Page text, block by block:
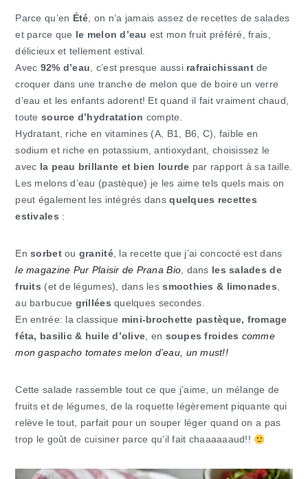
Parce qu’en Été, on n’a jamais assez de recettes de salades
et parce que
le melon d’eau est mon fruit préféré, frais,
délicieux et tellement estival.
Avec 92% d’eau, c’est presque aussi rafraichissantde
croquer dans une tranche de melon que de boire un verre
d’eau et les enfants adorent! Et quand il fait vraiment chaud,
toutesource d’hydratation compte.
Hydratant, riche en vitamines (A, B1, B6, C), faible en
sodium et riche en potassium, antioxydant, choisissez le
avec la peau brillante et bien lourde par rapport à sa taille.
Les melons d’eau (pastèque) je les aime tels quels mais on
peut également les intégrés dansquelques recettes
estivales :
Ensorbetou granité, la recette que j’ai concocté est dans
le magazine Pur Plaisir de Prana Bio, dans les salades de
fruits (et de légumes), dans lessmoothies & limonades,
au barbucue grillées quelques secondes.
En entrée: la classique mini-brochette pastèque, fromage
féta, basilic & huile d’olive, en soupes froides comme
mon gaspacho tomates melon d’eau, un must!!
Cette salade rassemble tout ce que j’aime, un mélange de
fruits et de légumes, de la roquette légèrement piquante qui
relève le tout, parfait pour un souper léger quand on a pas
trop le goût de cuisiner parce qu’il fait chaaaaaaud!!